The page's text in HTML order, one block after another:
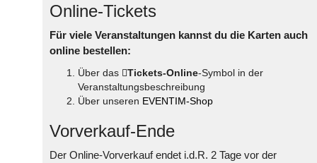
Online-Tickets
Für viele Veranstaltungen kannst du die Karten auch
online bestellen:
Über das Tickets-Online-Symbol in der
Veranstaltungsbeschreibung
Über unseren EVENTIM-Shop
Vorverkauf-Ende
Der Online-Vorverkauf endet i.d.R. 2 Tage vor der